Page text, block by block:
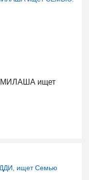
МИЛАША ищет